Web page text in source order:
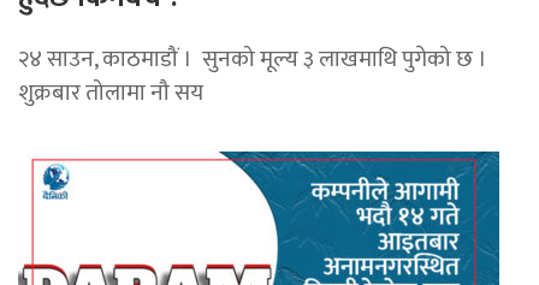
२४ साउन, काठमाडौं । सुनको मूल्य ३ लाखमाथि पुगेको छ ।
शुक्रबार तोलामा नौ सय